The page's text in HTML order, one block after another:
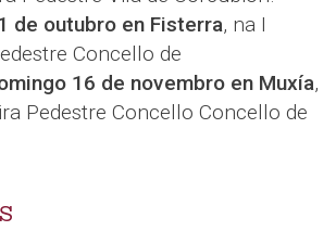
de outubro en Fisterra, na I
Concello de
16 de novembro en Muxía,
Pedestre Concello Concello de